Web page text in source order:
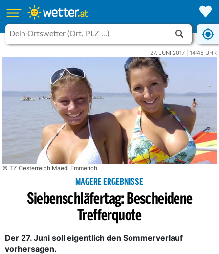
27. JUNI 2017 | 14:45 UHR
© TZ Oesterreich Maedl Emmerich
MAGERE ERGEBNISSE
Siebenschläfertag: Bescheidene
Trefferquote
Der 27. Juni soll eigentlich den Sommerverlauf
vorhersagen.